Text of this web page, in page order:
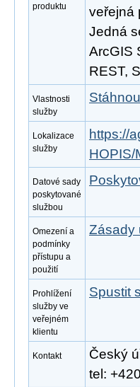
produktu
veřejná
Jedná
ArcGIS
REST,
Vlastnosti
služby
Lokalizace
služby
https://
HOPIS/
Datové sady
poskytované
službou
Omezení a
podmínky
přístupu a
použití
Zásady
Prohlížení
služby ve
veřejném
klientu
Spustit
Kontakt
Český
tel: